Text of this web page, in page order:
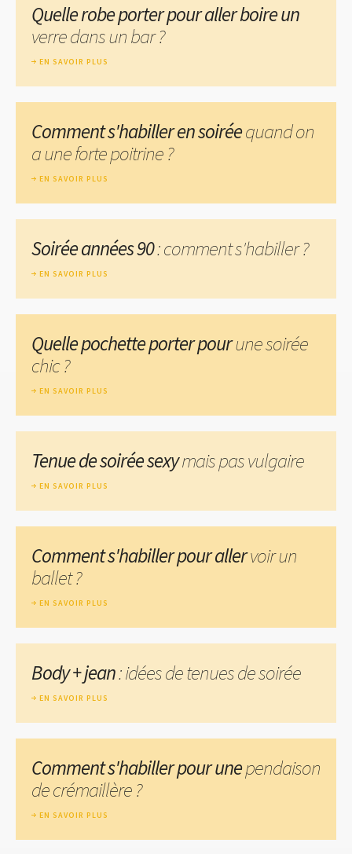
Quelle robe porter pour aller boire un
verre dans un bar ?
EN SAVOIR PLUS
Comment s'habiller en soiréequand on
a une forte poitrine ?
EN SAVOIR PLUS
Soirée années 90: comment s'habiller ?
EN SAVOIR PLUS
Quelle pochette porter pourune soirée
chic ?
EN SAVOIR PLUS
Tenue de soirée sexymais pas vulgaire
EN SAVOIR PLUS
Comment s'habiller pour allervoir un
ballet ?
EN SAVOIR PLUS
Body + jean: idées de tenues de soirée
EN SAVOIR PLUS
Comment s'habiller pour unependaison
de crémaillère ?
EN SAVOIR PLUS